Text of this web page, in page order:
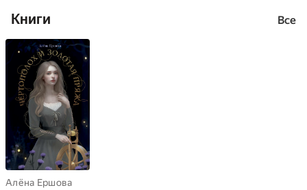
Книги Все
Алёна Ершова